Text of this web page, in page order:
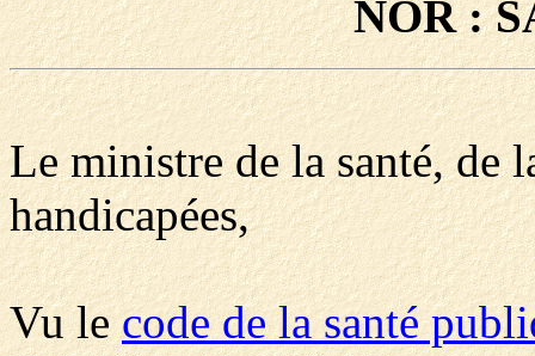
NOR :
Le ministre de la santé, de
handicapées,
Vu lecode de la santé